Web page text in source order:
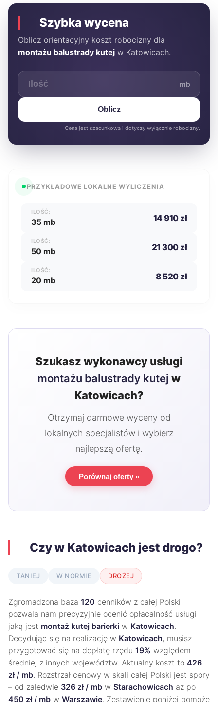
Szybka wycena
Oblicz orientacyjny koszt robocizny dla
montażu balustrady kutej w Katowicach.
mb
Oblicz
Cena jest szacunkowa i dotyczy wyłącznie robocizny.
PRZYKŁADOWE LOKALNE WYLICZENIA
ILOŚĆ:
35 mb 14 910 zł
ILOŚĆ:
50 mb 21 300 zł
ILOŚĆ:
20 mb 8 520 zł
Szukasz wykonawcy usługi
montażu balustrady kutej w
Katowicach?
Otrzymaj darmowe wyceny od
lokalnych specjalistów i wybierz
najlepszą ofertę.
Porównaj oferty »
Czy w Katowicach jest drogo?
TANIEJ W NORMIE DROŻEJ
Zgromadzona baza 120 cenników z całej Polski
pozwala nam precyzyjnie ocenić opłacalność usługi
jaką jest montaż kutej barierki w Katowicach.
Decydując się na realizację w Katowicach, musisz
przygotować się na dopłatę rzędu 19% względem
średniej z innych województw. Aktualny koszt to 426
zł / mb. Rozstrzał cenowy w skali całej Polski jest spory
– od zaledwie 326 zł / mb w Starachowicach aż po
450 zł / mb w Warszawie. Zestawienie poniżej pomoże